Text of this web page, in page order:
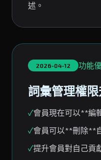
述。
2026-04-12 功能
詞彙管理權
✓會員現在可以**編
✓會員可以**刪除**
✓提升會員對自己貢